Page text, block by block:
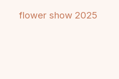
flower show 2025